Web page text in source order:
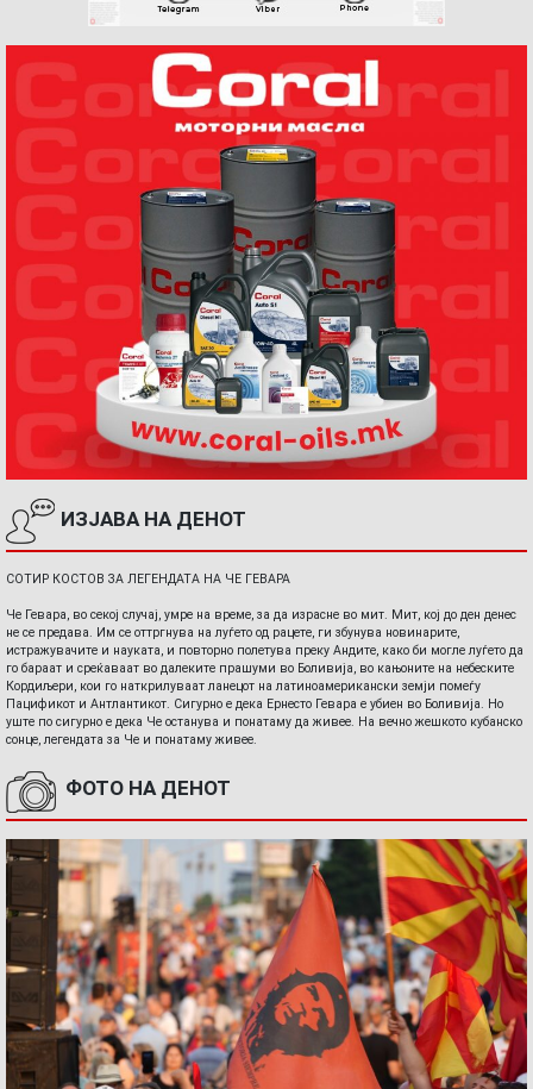
ИЗЈАВА НА ДЕНОТ
СОТИР КОСТОВ ЗА ЛЕГЕНДАТА НА ЧЕ ГЕВАРА
Че Гевара, во секој случај, умре на време, за да израсне во мит. Мит, кој до ден денес
не се предава. Им се оттргнува на луѓето од рацете, ги збунува новинарите,
истражувачите и науката, и повторно полетува преку Андите, како би могле луѓето да
го бараат и среќаваат во далеките прашуми во Боливија, во кањоните на небеските
Кордиљери, кои го наткрилуваат ланецот на латиноамерикански земји помеѓу
Пацификот и Антлантикот. Сигурно е дека Ернесто Гевара е убиен во Боливија. Но
уште по сигурно е дека Че останува и понатаму да живее. На вечно жешкото кубанско
сонце, легендата за Че и понатаму живее.
ФОТО НА ДЕНОТ